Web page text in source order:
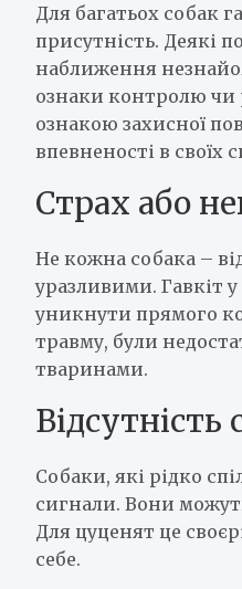
Для багатьох собак
присутність. Деякі
наближення
ознаки контролю чи
ознакою захисної
впевненості в своїх
Страх або
Не кожна собака –
уразливими. Гавкіт
уникнути прямого
травму, були
тваринами.
Відсутність
Собаки, які рідко
сигнали. Вони
Для цуценят це
себе.